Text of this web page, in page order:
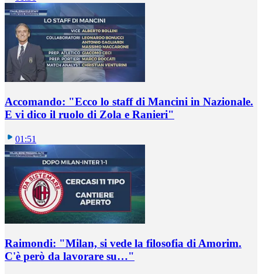
Accomando: "Ecco lo staff di Mancini in Nazionale.
E vi dico il ruolo di Zola e Ranieri"
01:51
Raimondi: "Milan, si vede la filosofia di Amorim.
C'è però da lavorare su…"